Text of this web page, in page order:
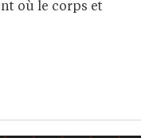
où le corps et